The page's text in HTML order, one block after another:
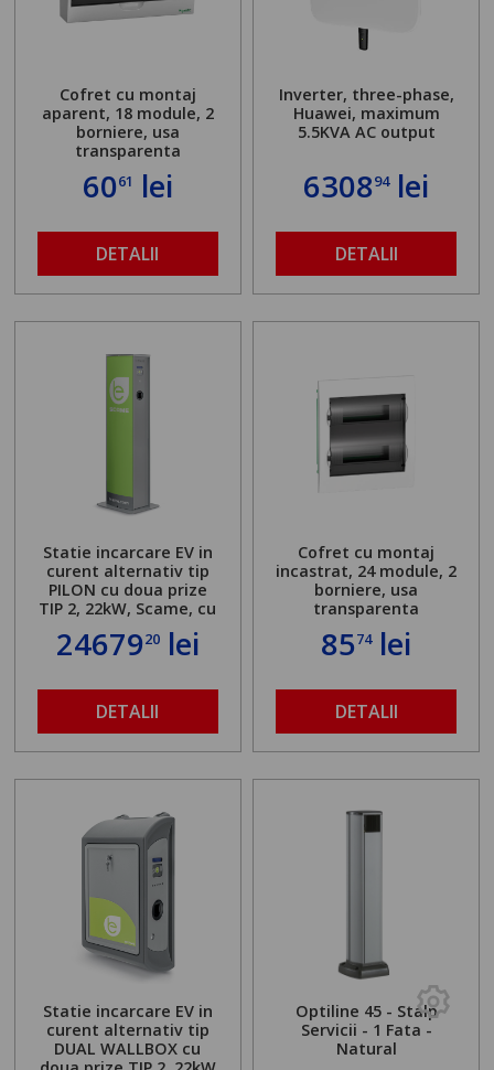
Cofret cu montaj
aparent, 18 module, 2
borniere, usa
transparenta
6061 lei
DETALII
Inverter, three-phase,
Huawei, maximum
5.5KVA AC output
630894lei
DETALII
Statie incarcare EV in
curent alternativ tip
PILON cu doua prize
TIP 2, 22kW, Scame, cu
server local
2467920lei
DETALII
Cofret cu montaj
incastrat, 24 module, 2
borniere, usa
transparenta
8574lei
DETALII
Statie incarcare EV in
curent alternativ tip
DUAL WALLBOX cu
Optiline 45 - Stalp
Servicii - 1 Fata -
Natural